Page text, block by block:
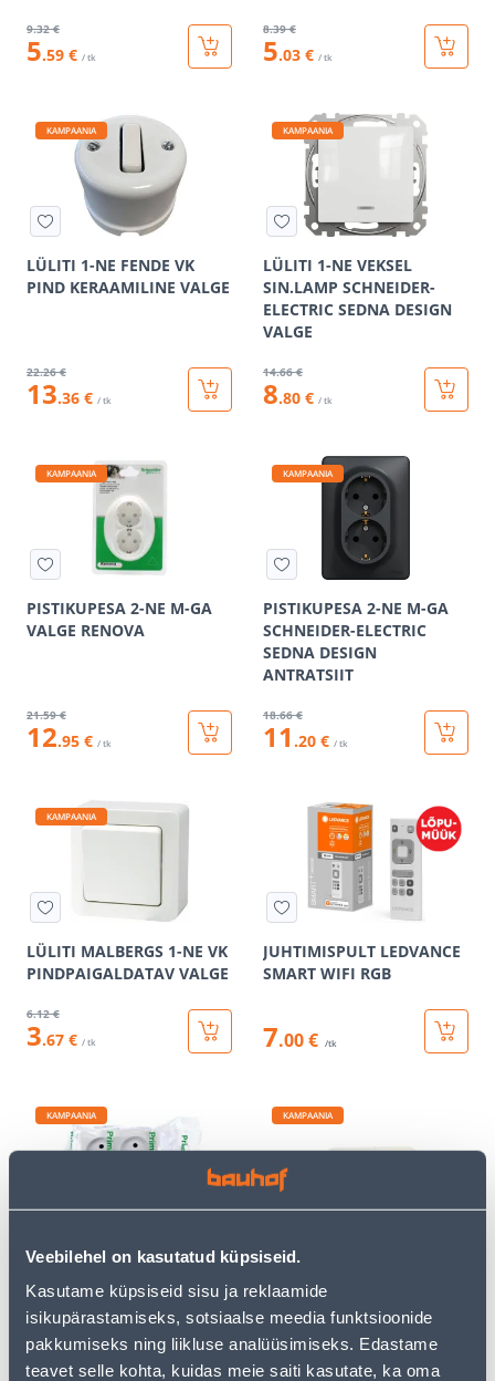
Veebilehel on kasutatud küpsiseid.
Kasutame küpsiseid sisu ja reklaamide
isikupärastamiseks, sotsiaalse meedia funktsioonide
pakkumiseks ning liikluse analüüsimiseks. Edastame
teavet selle kohta, kuidas meie saiti kasutate, ka oma
9.32 €
5.59 € / tk
8.39 €
5.03 € / tk
KAMPAANIA
LÜLITI 1-NE FENDE VK
PIND KERAAMILINE VALGE
22.26 €
13.36 € / tk
KAMPAANIA
LÜLITI 1-NE VEKSEL
SIN.LAMP SCHNEIDER-
ELECTRIC SEDNA DESIGN
VALGE
14.66 €
8.80 € / tk
KAMPAANIA
PISTIKUPESA 2-NE M-GA
VALGE RENOVA
21.59 €
12.95 € / tk
KAMPAANIA
PISTIKUPESA 2-NE M-GA
SCHNEIDER-ELECTRIC
SEDNA DESIGN
ANTRATSIIT
18.66 €
11 .20 € / tk
KAMPAANIA
LÜLITI MALBERGS 1-NE VK
PINDPAIGALDATAV VALGE
6.12 €
3.67 € / tk
JUHTIMISPULT LEDVANCE
SMART WIFI RGB
7.00 € /tk
KAMPAANIA
2-NE PESA PRIMA
3.59 €
2.15 € / tk
KAMPAANIA
HARUPESA 1-NE+2XKITSAS
.72 €
2.23 € / tk